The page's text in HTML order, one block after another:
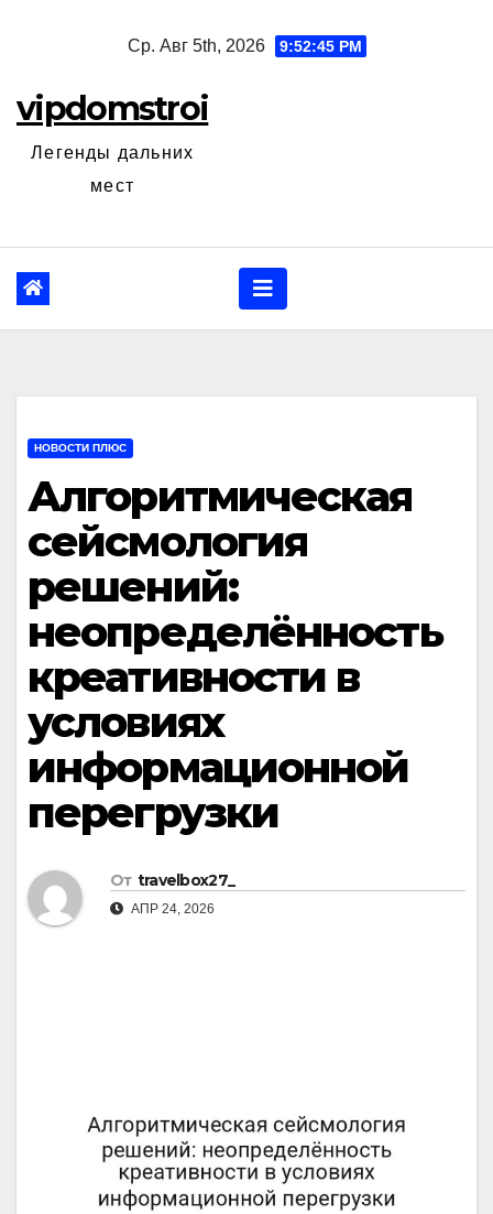
Ср. Авг 5th, 2026 9:52:46 PM
vipdomstroi
Легенды дальних
мест
НОВОСТИ ПЛЮС
Алгоритмическая
сейсмология
решений:
неопределённость
креативности в
условиях
информационной
перегрузки
От travelbox27_
АПР 24, 2026